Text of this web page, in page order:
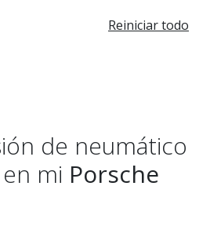
Reiniciar todo
de neumático
mi Porsche